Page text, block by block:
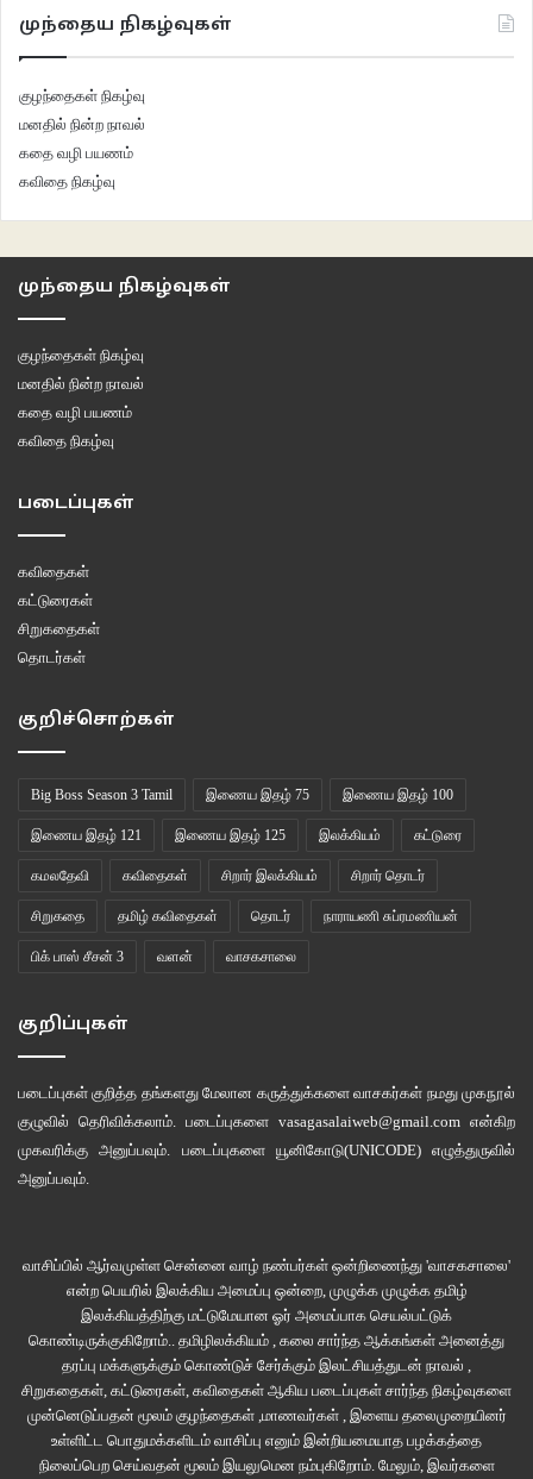
முந்தைய நிகழ்வுகள்
குழந்தைகள் நிகழ்வு
மனதில் நின்ற நாவல்
கதை வழி பயணம்
கவிதை நிகழ்வு
முந்தைய நிகழ்வுகள்
குழந்தைகள் நிகழ்வு
மனதில் நின்ற நாவல்
கதை வழி பயணம்
கவிதை நிகழ்வு
படைப்புகள்
கவிதைகள்
கட்டுரைகள்
சிறுகதைகள்
தொடர்கள்
குறிச்சொற்கள்
Big Boss Season 3 Tamil இணைய இதழ் 75 இணைய இதழ் 100
இணைய இதழ் 121 இணைய இதழ் 125 இலக்கியம் கட்டுரை
கமலதேவி கவிதைகள் சிறார் இலக்கியம் சிறார் தொடர்
சிறுகதை தமிழ் கவிதைகள் தொடர் நாராயணி சுப்ரமணியன்
பிக் பாஸ் சீசன் 3 வளன் வாசகசாலை
குறிப்புகள்
படைப்புகள் குறித்த தங்களது மேலான கருத்துக்களை வாசகர்கள் நமது முகநூல்
குழுவில் தெரிவிக்கலாம். படைப்புகளை vasagasalaiweb@gmail.com என்கிற
முகவரிக்கு அனுப்பவும். படைப்புகளை யூனிகோடு(UNICODE)எழுத்துருவில்
அனுப்பவும்.
வாசிப்பில் ஆர்வமுள்ள சென்னை வாழ் நண்பர்கள் ஒன்றிணைந்து 'வாசகசாலை'
என்ற பெயரில் இலக்கிய அமைப்பு ஒன்றை, முழுக்க முழுக்க தமிழ்
இலக்கியத்திற்கு மட்டுமேயான ஓர் அமைப்பாக செயல்பட்டுக்
கொண்டிருக்குகிறோம்.. தமிழிலக்கியம் , கலை சார்ந்த ஆக்கங்கள் அனைத்து
தரப்பு மக்களுக்கும் கொண்டுச் சேர்க்கும் இலட்சியத்துடன் நாவல் ,
சிறுகதைகள், கட்டுரைகள், கவிதைகள் ஆகிய படைப்புகள் சார்ந்த நிகழ்வுகளை
முன்னெடுப்பதன் மூலம் குழந்தைகள் ,மாணவர்கள் , இளைய தலைமுறையினர்
உள்ளிட்ட பொதுமக்களிடம் வாசிப்பு எனும் இன்றியமையாத பழக்கத்தை
நிலைப்பெற செய்வதன் மூலம் இயலுமென நம்புகிறோம். மேலும், இவர்களை